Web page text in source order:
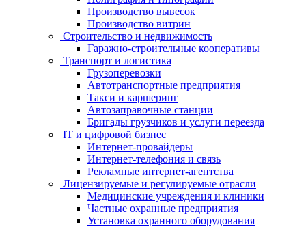
Производство вывесок
Производство витрин
Строительство и недвижимость
Гаражно-строительные кооперативы
Транспорт и логистика
Грузоперевозки
Автотранспортные предприятия
Такси и каршеринг
Автозаправочные станции
Бригады грузчиков и услуги переезда
IT и цифровой бизнес
Интернет-провайдеры
Интернет-телефония и связь
Рекламные интернет-агентства
Лицензируемые и регулируемые отрасли
Медицинские учреждения и клиники
Частные охранные предприятия
Установка охранного оборудования